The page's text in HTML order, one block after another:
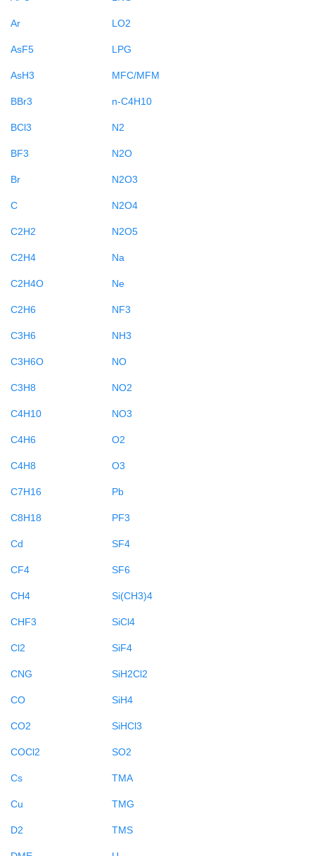
Ar
AsF5
AsH3
BBr3
BCl3
BF3
Br
C
C2H2
C2H4
C2H4O
C2H6
C3H6
C3H6O
C3H8
C4H10
C4H6
C4H8
C7H16
C8H18
Cd
CF4
CH4
CHF3
Cl2
CNG
CO
CO2
COCl2
Cs
Cu
D2
LO2
LPG
MFC/MFM
n-C4H10
N2
N2O
N2O3
N2O4
N2O5
Na
Ne
NF3
NH3
NO
NO2
NO3
O2
O3
Pb
PF3
SF4
SF6
Si(CH3)4
SiCl4
SiF4
SiH2Cl2
SiH4
SiHCl3
SO2
TMA
TMG
TMS